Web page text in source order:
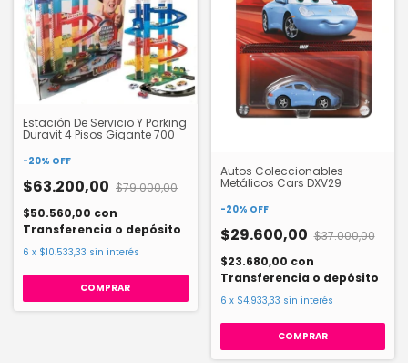
Estación De Servicio Y Parking
Duravit 4 Pisos Gigante 700
-20% OFF
$63.200,00 $79.000,00
$50.560,00 con
Transferencia o depósito
6 x $10.533,33 sin interés
Autos Coleccionables
Metálicos Cars DXV29
-20% OFF
$29.600,00 $37.000,00
$23.680,00 con
Transferencia o depósito
6 x $4.933,33 sin interés
COMPRAR